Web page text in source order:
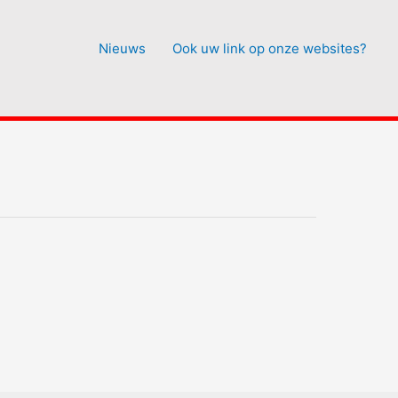
Nieuws Ook uw link op onze websites?